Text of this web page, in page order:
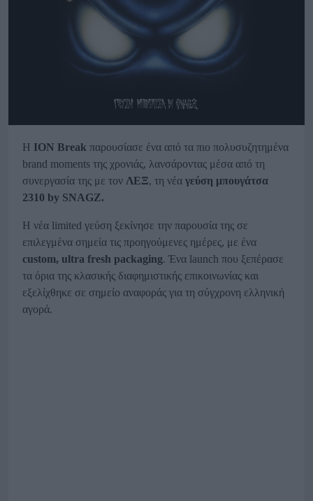
Η ION Break παρουσίασε ένα από τα πιο πολυσυζητημένα
brand moments της χρονιάς, λανσάροντας μέσα από τη
συνεργασία της με τον ΛΕΞ, τη νέα γεύση μπουγάτσα
2310 by SNAGZ.
Η νέα limited γεύση ξεκίνησε την παρουσία της σε
επιλεγμένα σημεία τις προηγούμενες ημέρες, με ένα
custom, ultra fresh packaging. Ένα launch που ξεπέρασε
τα όρια της κλασικής διαφημιστικής επικοινωνίας και
εξελίχθηκε σε σημείο αναφοράς για τη σύγχρονη ελληνική
αγορά.